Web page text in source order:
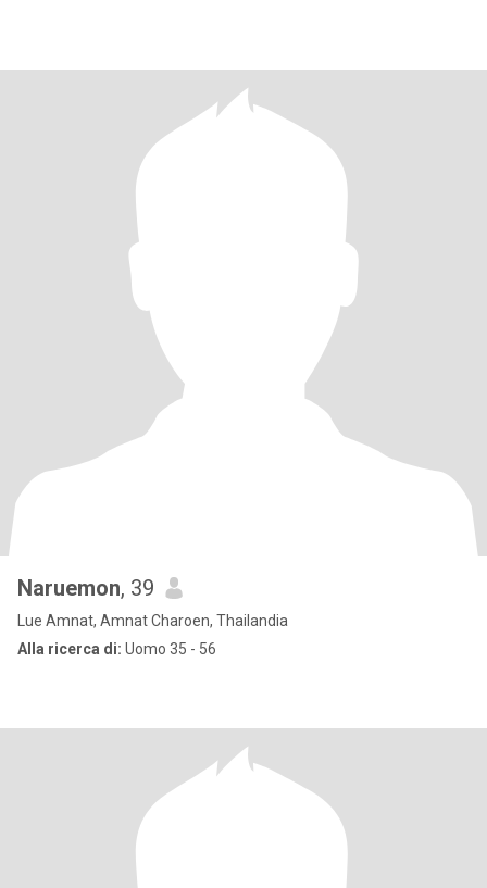
Naruemon, 39
Lue Amnat, Amnat Charoen, Thailandia
Alla ricerca di: Uomo 35 - 56